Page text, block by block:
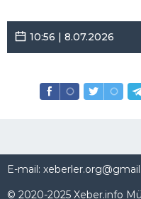
10:56 | 8.07.2026
E-mail:
© 2020-2025 Xeber.info